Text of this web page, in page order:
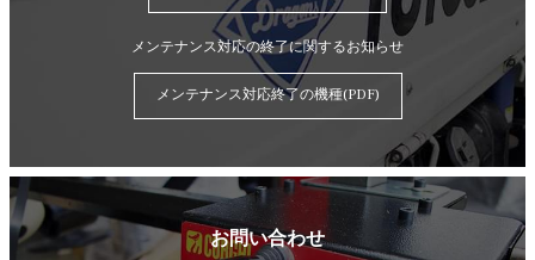
メンテナンス対応の終了に関するお知らせ
メンテナンス対応終了の機種(PDF)
お問い合わせ